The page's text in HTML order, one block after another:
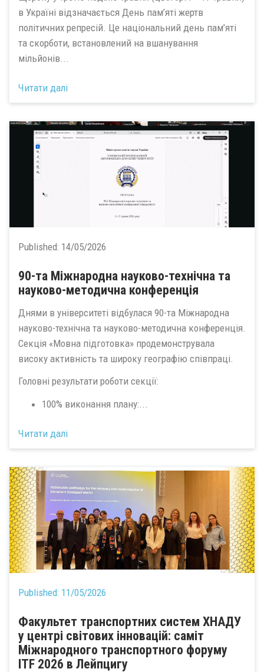
в Україні відзначається День пам’яті жертв
політичних репресій. Це національний день пам’яті
та скорботи, встановлений на вшанування
мільйонів...
Читати далі
Published: 14/05/2026
90-та Міжнародна науково-технічна та
науково-методична конференція
Днями в університеті відбулася 90-та Міжнародна
науково-технічна та науково-методична конференція.
Секція «Мовна підготовка» продемонструвала
високу активність та широку географію співпраці.
Головні результати роботи секції:
100% виконання плану:...
Читати далі
Published: 11/05/2026
Факультет транспортних систем ХНАДУ
у центрі світових інновацій: саміт
Міжнародного транспортного форуму
ITF 2026 в Лейпцигу